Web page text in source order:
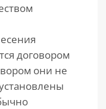
договором
они не